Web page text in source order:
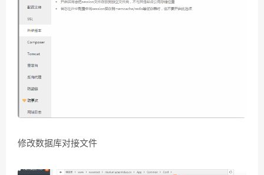
修改数据库对接文件